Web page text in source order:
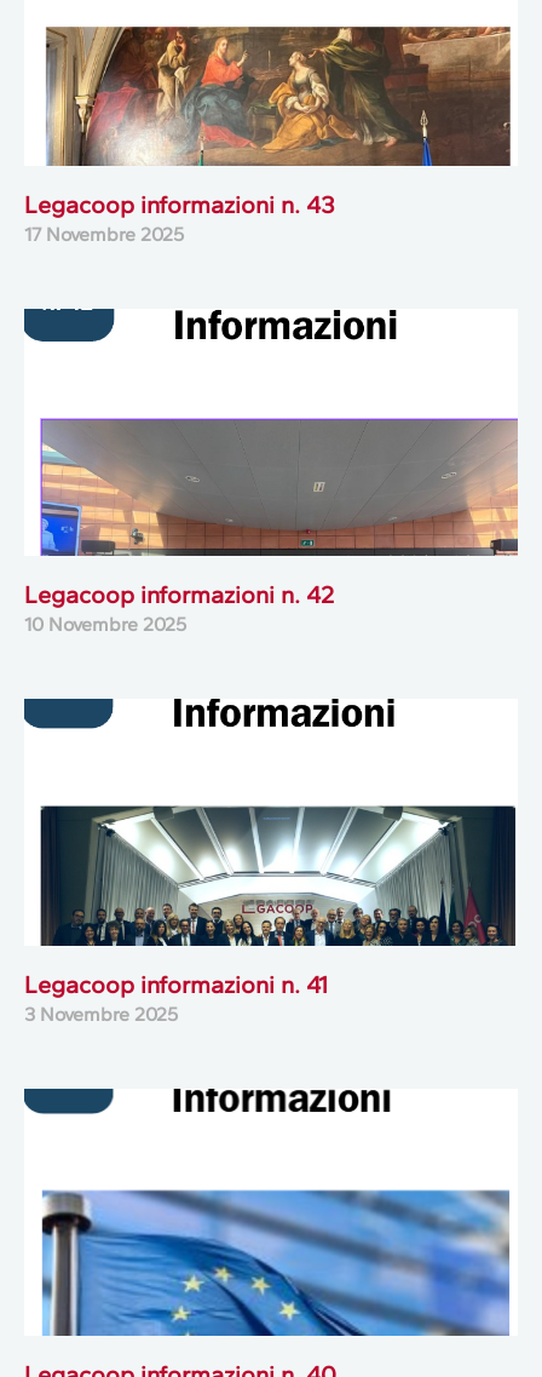
Legacoop informazioni n. 43
17 Novembre 2025
Legacoop informazioni n. 42
10 Novembre 2025
Legacoop informazioni n. 41
3 Novembre 2025